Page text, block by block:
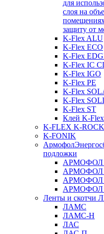
для
слоя на
защиту от
K-Flex ALU
K-Flex ECO
K-Flex
K-Flex IC
K-Flex IGO
K-Flex PE
K-Flex
K-Flex
K-Flex ST
Клей K-Flex
K-FLEX K-ROCK
K-FONIK
Армофол
подложки
АРМОФОЛ
АРМОФОЛ
АРМОФОЛ
АРМОФОЛ
Ленты и скотчи
ЛАМС
ЛАМС-Н
ЛАС